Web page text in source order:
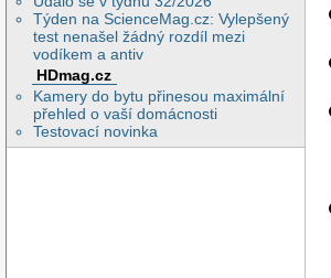
Týden na ScienceMag.cz: Vylepšený
test nenašel žádný rozdíl mezi
vodíkem a antiv
HDmag.cz
Kamery do bytu přinesou maximální
přehled o vaší domácnosti
Testovací novinka